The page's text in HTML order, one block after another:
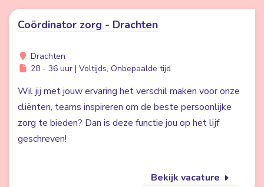
Coördinator zorg - Drachten
Drachten
28 - 36 uur | Voltijds, Onbepaalde tijd
Wil jij met jouw ervaring het verschil maken voor onze
cliënten, teams inspireren om de beste persoonlijke
zorg te bieden? Dan is deze functie jou op het lijf
geschreven!
Bekijk vacature